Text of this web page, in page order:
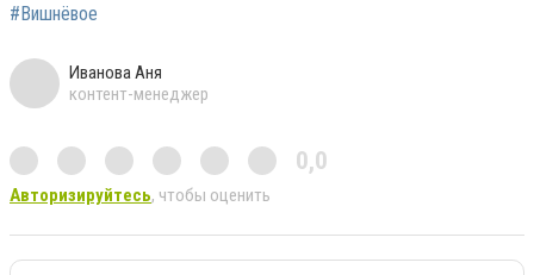
#Вишнёвое
Иванова Аня
контент-менеджер
0,0
Авторизируйтесь, чтобы оценить